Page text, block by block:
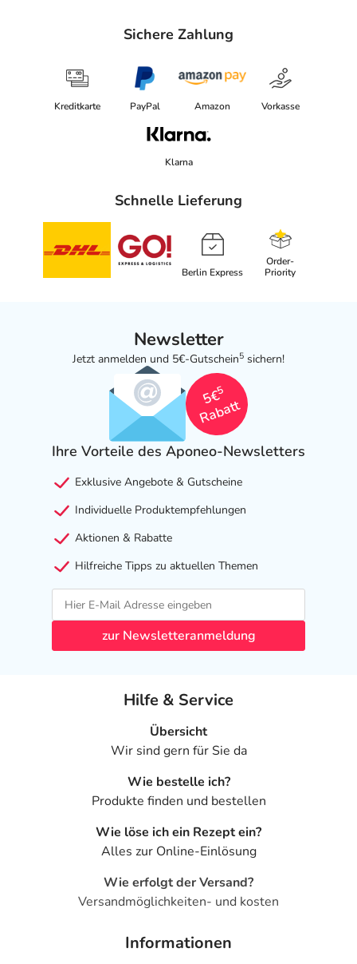
Sichere Zahlung
Kreditkarte PayPal Amazon Vorkasse
Klarna
Schnelle Lieferung
Berlin Express
Order-
Priority
Newsletter
Jetzt anmelden und 5€-Gutschein5 sichern!
5€
5
Rabatt
Ihre Vorteile des Aponeo-Newsletters
Exklusive Angebote & Gutscheine
Individuelle Produktempfehlungen
Aktionen & Rabatte
Hilfreiche Tipps zu aktuellen Themen
zur Newsletteranmeldung
Hilfe & Service
Übersicht
Wir sind gern für Sie da
Wie bestelle ich?
Produkte finden und bestellen
Wie löse ich ein Rezept ein?
Alles zur Online-Einlösung
Wie erfolgt der Versand?
Versandmöglichkeiten- und kosten
Informationen